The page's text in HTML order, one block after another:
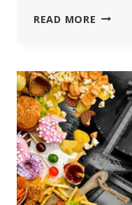
READ MORE